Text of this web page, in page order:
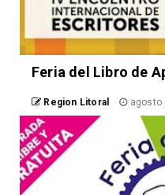
Feria del Libro de
Region Litoral agosto